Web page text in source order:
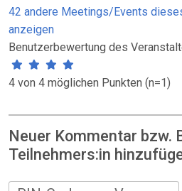
42 andere Meetings/Events
anzeigen
Benutzerbewertung des
4 von 4 möglichen Punkten (n=1)
Neuer Kommentar bzw.
Teilnehmers:in